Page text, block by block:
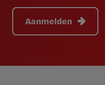
Aanmelden